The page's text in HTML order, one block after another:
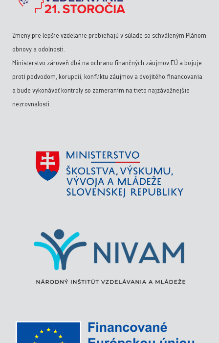
Zmeny pre lepšie vzdelanie prebiehajú v súlade so schváleným Plánom
obnovy a odolnosti.
Ministerstvo zároveň dbá na ochranu finančných záujmov EÚ a bojuje
proti podvodom, korupcii, konfliktu záujmov a dvojitého financovania
a bude vykonávať kontroly so zameraním na tieto najzávažnejšie
nezrovnalosti.